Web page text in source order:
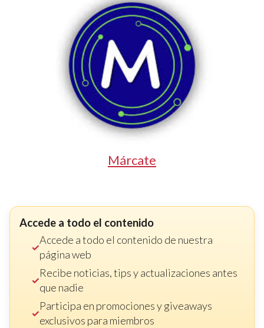
Márcate
Accede a todo el contenido
Accede a todo el contenido de nuestra
página web
Recibe noticias, tips y actualizaciones antes
que nadie
Participa en promociones y giveaways
exclusivos para miembros